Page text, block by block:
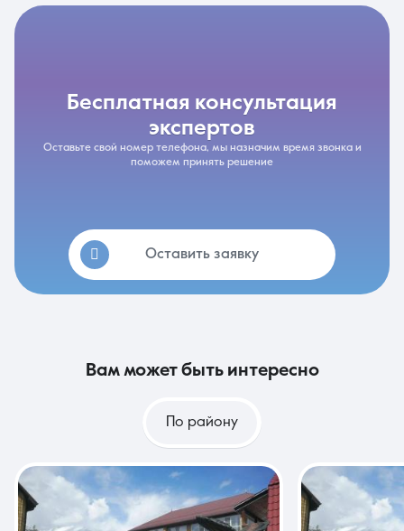
бесплатная консультация
экспертов
Оставьте свой номер телефона, мы назначим время звонка и
поможем принять решение
Оставить заявку
вам может быть интересно
По району